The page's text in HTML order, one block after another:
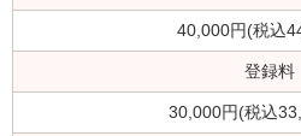
40,000円(税込
登録料
30,000円(税込